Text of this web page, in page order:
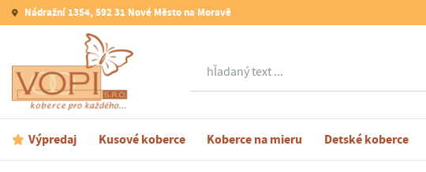
Nádražní 1354, 592 31 Nové Město na Moravě
Hľadať
Výpredaj Kusové koberce Koberce na mieru Detské koberce